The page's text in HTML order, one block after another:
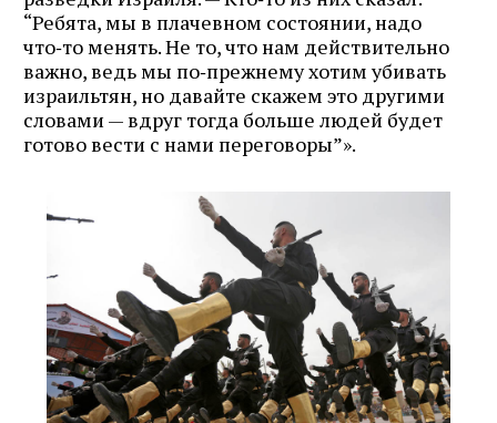
“Ребята, мы в плачевном состоянии, надо
что‑то менять. Не то, что нам действительно
важно, ведь мы по‑прежнему хотим убивать
израильтян, но давайте скажем это другими
словами — вдруг тогда больше людей будет
готово вести с нами переговоры”».